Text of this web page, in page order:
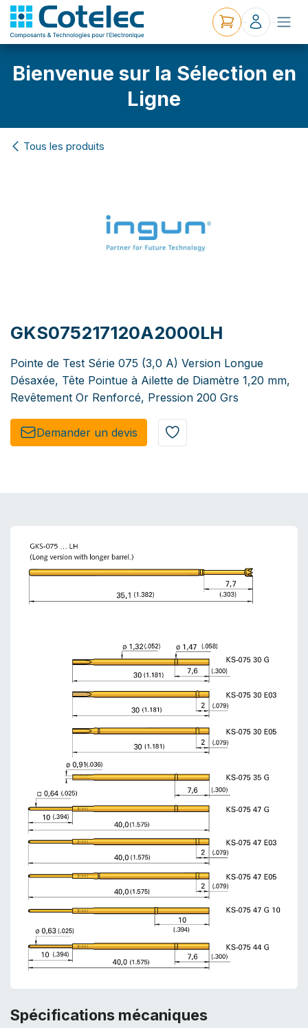
Bienvenue sur la Sélection en
Ligne
Tous les produits
GKS075217120A2000LH
Pointe de Test Série 075 (3,0 A) Version Longue
Désaxée, Tête Pointue à Ailette de Diamètre 1,20 mm,
Revêtement Or Renforcé, Pression 200 Grs
Demander un de​​vis​​
Spécifications mécaniques